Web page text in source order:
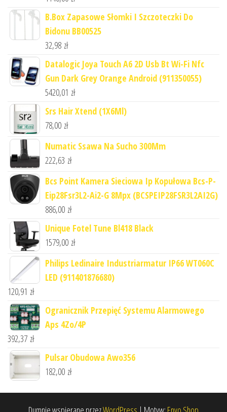
B.Box Zapasowe Słomki I Szczoteczki Do
Bidonu BB00525
32,98 zł
Datalogic Joya Touch A6 2D Usb Bt Wi-Fi Nfc
Gun Dark Grey Orange Android (911350055)
5420,01 zł
Srs Hair Xtend (1X6Ml)
78,00 zł
Numatic Ssawa Na Sucho 300Mm
222,63 zł
Bcs Point Kamera Sieciowa Ip Kopułowa Bcs-P-
Eip28Fsr3L2-Ai2-G 8Mpx (BCSPEIP28FSR3L2AI2G)
886,00 zł
Unique Fotel Tune Bl418 Black
1579,00 zł
Philips Ledinaire Industriarmatur IP66 WT060C
LED (911401876680)
120,91 zł
Ogranicznik Przepięć Systemu Alarmowego
Aps 4Zo/4P
392,37 zł
Pulsar Obudowa Awo356
182,00 zł